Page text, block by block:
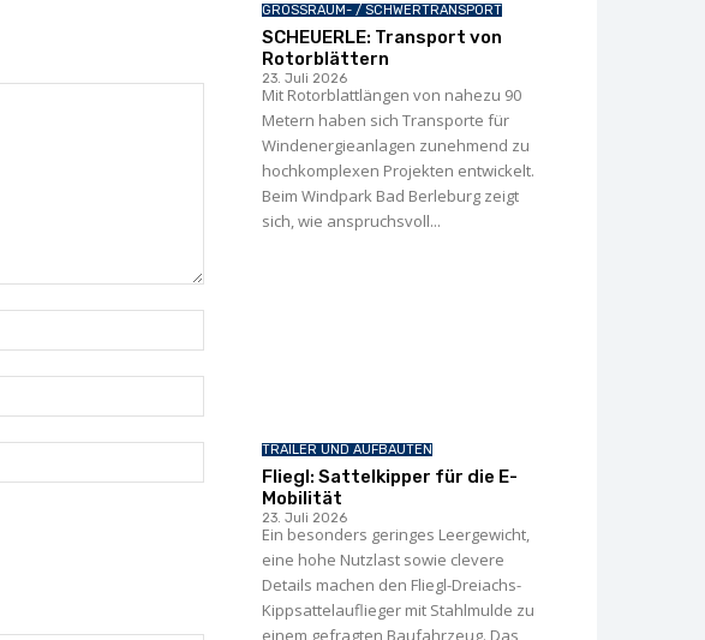
Mail:*
Webseite:
GROSSRAUM- / SCHWERTRANSPORT
SCHEUERLE: Transport von
Rotorblättern
23. Juli 2026
Mit Rotorblattlängen von nahezu 90
Metern haben sich Transporte für
Windenergie­anlagen zunehmend zu
hochkomplexen Projekten entwickelt.
Beim Windpark Bad Berleburg zeigt
sich, wie anspruchsvoll...
TRAILER UND AUFBAUTEN
Fliegl: Sattelkipper für die E-
Mobilität
23. Juli 2026
Ein besonders geringes Leergewicht,
eine hohe Nutzlast sowie clevere
Details machen den Fliegl-Dreiachs-
Kippsattelauflieger mit Stahlmulde zu